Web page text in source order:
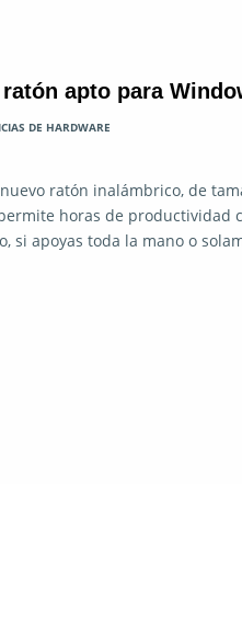
apto para
DE HARDWARE
ratón inalámbrico, de
horas de productividad
si apoyas toda la mano o